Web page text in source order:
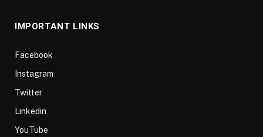
IMPORTANT LINKS
Facebook
Instagram
Twitter
Linkedin
YouTube